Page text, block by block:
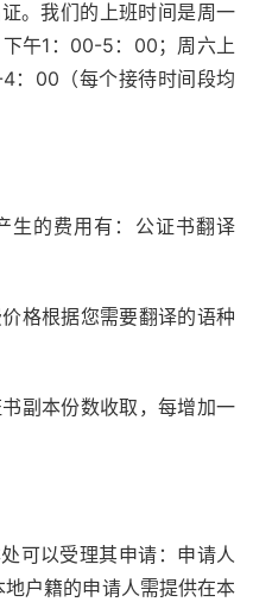
。我们的上班时间是周一
午1：00-5：00；周六上
：00（每个接待时间段均
生的费用有：公证书翻译
格根据您需要翻译的语种
副本份数收取，每增加一
可以受理其申请：申请人
户籍的申请人需提供在本